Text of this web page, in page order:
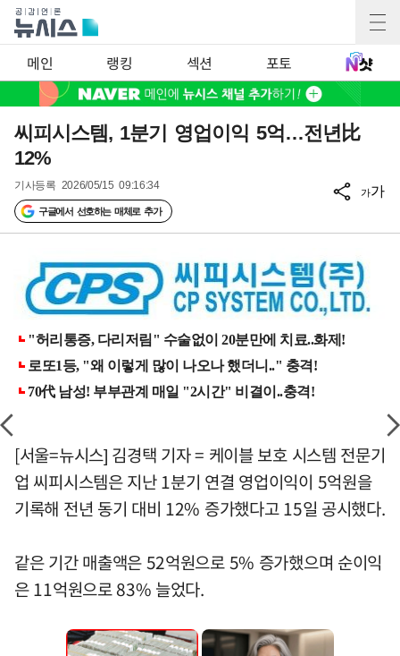
메인 랭킹 섹션 포토
씨피시스템, 1분기 영업이익 5억…전년比
12%
기사등록 2026/05/15 09:16:34
구글에서 선호하는 매체로 추가
가가
[서울=뉴시스] 김경택 기자 = 케이블 보호 시스템 전문기
업 씨피시스템은 지난 1분기 연결 영업이익이 5억원을
기록해 전년 동기 대비 12% 증가했다고 15일 공시했다.
같은 기간 매출액은 52억원으로 5% 증가했으며 순이익
은 11억원으로 83% 늘었다.